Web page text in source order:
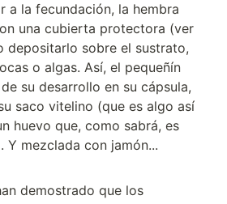
a la fecundación, la hembra
una cubierta protectora (ver
depositarlo sobre el sustrato,
o algas. Así, el pequeñín
su desarrollo en su cápsula,
saco vitelino (que es algo así
huevo que, como sabrá, es
Y mezclada con jamón...
demostrado que los